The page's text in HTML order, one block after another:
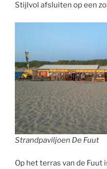
Stijlvol afsluiten op een
Strandpaviljoen De Fuut
Op het terras van de Fuut